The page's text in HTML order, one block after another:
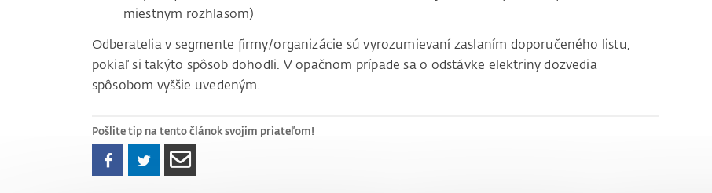
miestnym rozhlasom)
Odberatelia v segmente firmy/organizácie sú vyrozumievaní zaslaním doporučeného listu,
pokiaľ si takýto spôsob dohodli. V opačnom prípade sa o odstávke elektriny dozvedia
spôsobom vyššie uvedeným.
Pošlite tip na tento článok svojim priateľom!